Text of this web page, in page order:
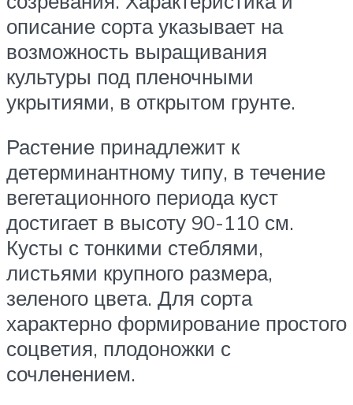
описание сорта указывает на
возможность выращивания
культуры под пленочными
укрытиями, в открытом грунте.
Растение принадлежит к
детерминантному типу, в течение
вегетационного периода куст
достигает в высоту 90-110 см.
Кусты с тонкими стеблями,
листьями крупного размера,
зеленого цвета. Для сорта
характерно формирование простого
соцветия, плодоножки с
сочленением.